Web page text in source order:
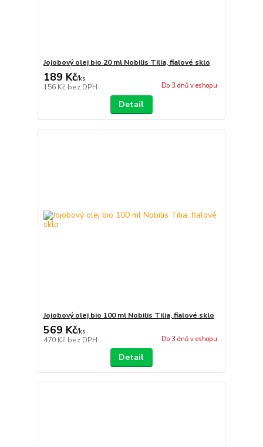
Jojobový olej bio 20 ml Nobilis Tilia, fialové sklo
189 Kč/ks
156 Kč bez DPH Do 3 dnů v eshopu
Detail
Jojobový olej bio 100 ml Nobilis Tilia, fialové sklo
569 Kč/ks
470 Kč bez DPH Do 3 dnů v eshopu
Detail